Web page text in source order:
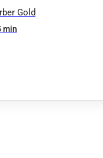
Gold
min